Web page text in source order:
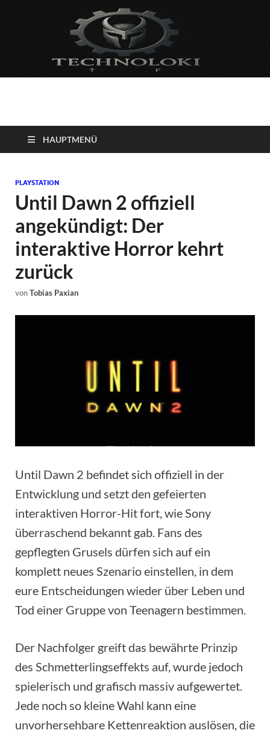
Technoloki: Gaming
und Entertainment
News
Blockbuster, Indie-Perlen und Retro-Klassiker.
HAUPTMENÜ
PLAYSTATION
Until Dawn 2 offiziell
angekündigt: Der
interaktive Horror kehrt
zurück
vonTobias Paxian
Until Dawn 2 befindet sich offiziell in der
Entwicklung und setzt den gefeierten
interaktiven Horror-Hit fort, wie Sony
überraschend bekannt gab. Fans des
gepflegten Grusels dürfen sich auf ein
komplett neues Szenario einstellen, in dem
eure Entscheidungen wieder über Leben und
Tod einer Gruppe von Teenagern bestimmen.
Der Nachfolger greift das bewährte Prinzip
des Schmetterlingseffekts auf, wurde jedoch
spielerisch und grafisch massiv aufgewertet.
Jede noch so kleine Wahl kann eine
unvorhersehbare Kettenreaktion auslösen, die